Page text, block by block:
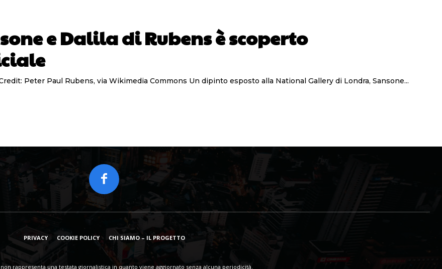
e Dalila di Rubens è scoperto
Sansone e Dalila esposto alla National Gallery di Londra. Credit: Peter Paul Rubens, via Wikimedia Commons Un dipinto esposto alla National Gallery di Londra, Sansone...
PRIVACY COOKIE POLICY CHI SIAMO – IL PROGETTO
rappresenta una testata giornalistica in quanto viene aggiornato senza alcuna periodicità.